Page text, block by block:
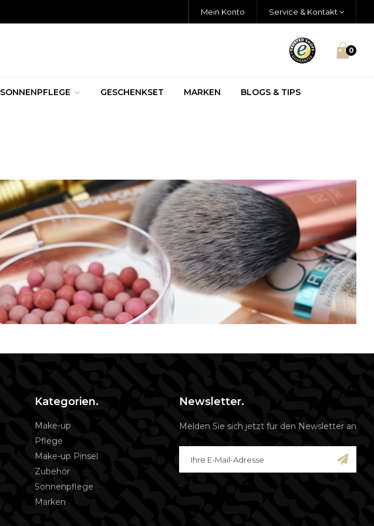
Mein Konto Service & Kontakt
0
SONNENPFLEGE GESCHENKSET MARKEN BLOGS & TIPS
Kategorien.
Make-up
Pflege
Make-up Pinsel
Zubehör
Sonnenpflege
Marken
Newsletter.
Melden Sie sich jetzt für den Newsletter an
.